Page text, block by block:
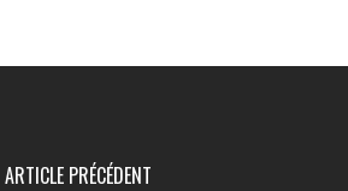
ARTICLE PRÉCÉDENT